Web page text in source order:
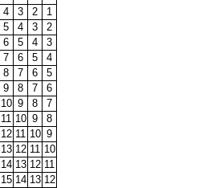
4 3 2
1
5 4 3
2
6 5 4
3
7 6 5
4
8 7 6
5
9 8 7
6
10 9 8
7
11 10 9
8
12 11 10 9
13 12 11 10
14 13 12 11
15 14 13 12